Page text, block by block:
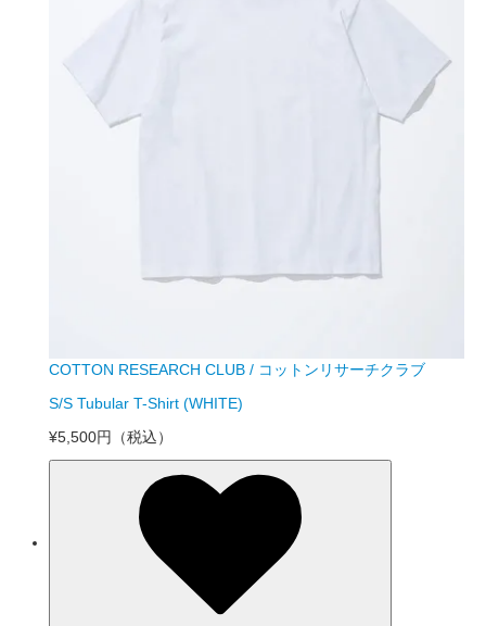
COTTON RESEARCH CLUB / コットンリサーチクラブ
S/S Tubular T-Shirt (WHITE)
¥5,500円
（税込）